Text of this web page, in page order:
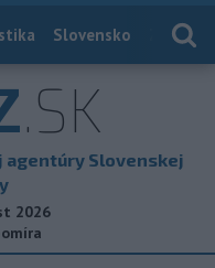
Slovensko
.SK
agentúry Slovenskej
2026